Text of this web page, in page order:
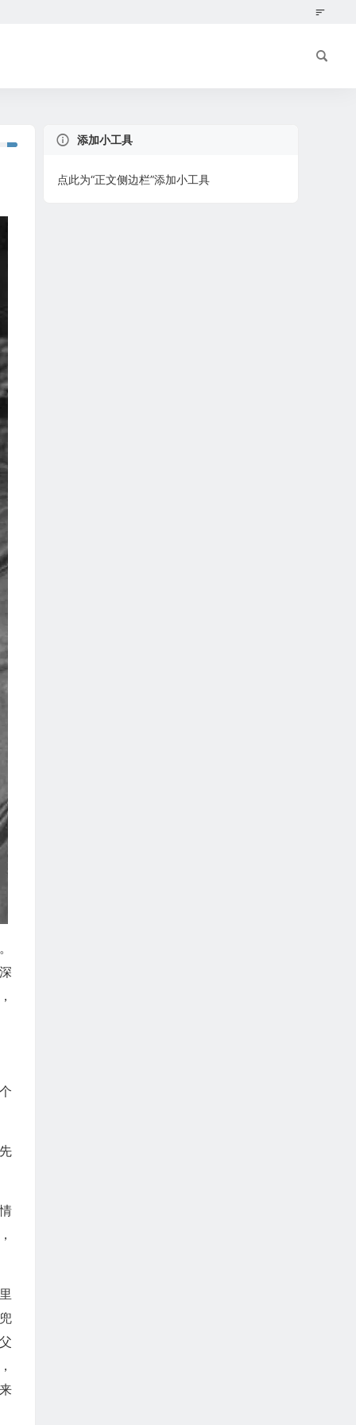
添加小工具
点此为“正文侧边栏”添加小工具